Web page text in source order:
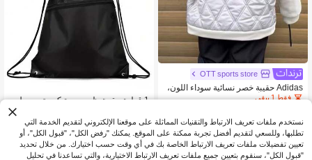
OTT sports store
Adidas حقيبة خصر نسائية سوداء اللون،
مزينة بشعار أديداس إسينشالز، مريحة وع
فقط 1 بيقي
JOD
1 قطعة حقيبة ظهر بسعة كبيرة مع حبل
سحب - حقيبة رياضية خفيفة الوزن، حقيبة
ظهر يومية، مع تصميم إغلاق بحبل سحب -
حجرة رئيسية واسعة، مناسبة للمشي لم
سافات طويلة، الرياضة، معدات الرياضة ال
خارجية، هدية رياضية
JOD .90 بعد الكوبون
نستخدم ملفات تعريف الارتباط والتقنيات المماثلة على موقعنا الإلكتروني لتقديم الخدمة التي
تطلبها، وللسعي لتقديم أفضل تجربة ممكنة على الموقع. يمكنك "رفض الكل"، "قبول الكل"، أو
تعيين تفضيلات ملفات تعريف الارتباط الخاصة بك في أي وقت حسب اختيارك. من خلال تحديد
"قبول الكل"، سنقوم بتعيين جميع ملفات تعريف الارتباط الاختيارية، والتي تساعدنا في تحليل